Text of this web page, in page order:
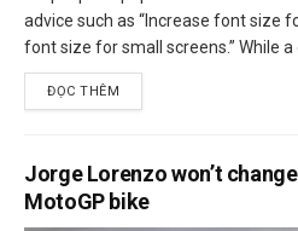
advice such as “Increase font size
font size for small screens.” While a
ĐỌC THÊM
Jorge Lorenzo won’t
MotoGP bike